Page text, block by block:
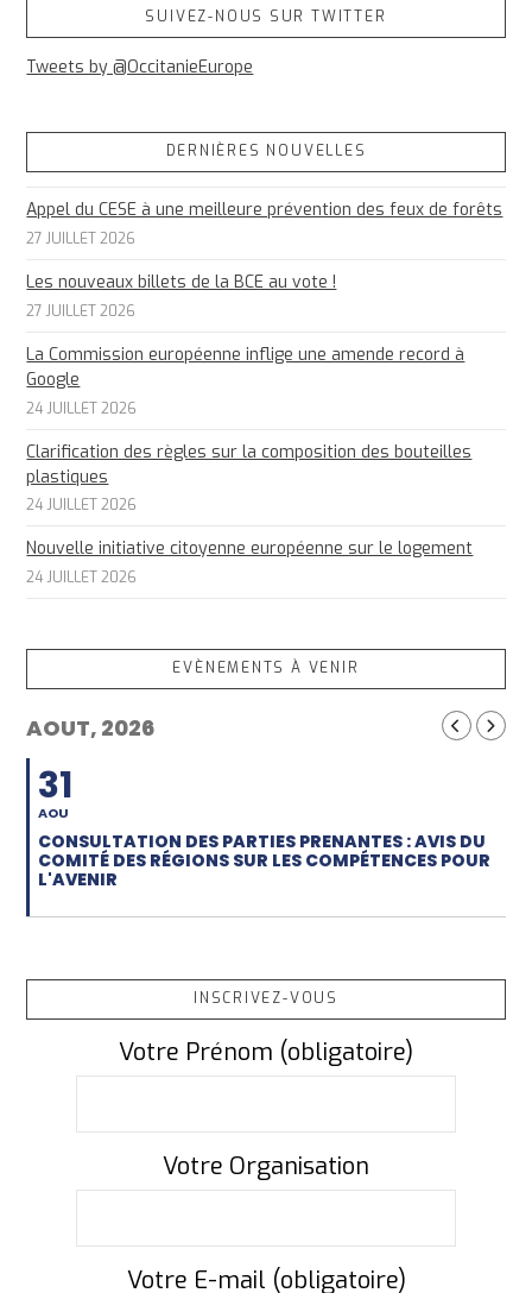
SUIVEZ-NOUS SUR TWITTER
Tweets by @OccitanieEurope
DERNIÈRES NOUVELLES
Appel du CESE à une meilleure prévention des feux de forêts
27 JUILLET 2026
Les nouveaux billets de la BCE au vote !
27 JUILLET 2026
La Commission européenne inflige une amende record à
Google
24 JUILLET 2026
Clarification des règles sur la composition des bouteilles
plastiques
24 JUILLET 2026
Nouvelle initiative citoyenne européenne sur le logement
24 JUILLET 2026
EVÈNEMENTS À VENIR
AOUT, 2026
31
AOU
CONSULTATION DES PARTIES PRENANTES : AVIS DU
COMITÉ DES RÉGIONS SUR LES COMPÉTENCES POUR
L'AVENIR
INSCRIVEZ-VOUS
Votre Prénom (obligatoire)
Votre Organisation
Votre E-mail (obligatoire)